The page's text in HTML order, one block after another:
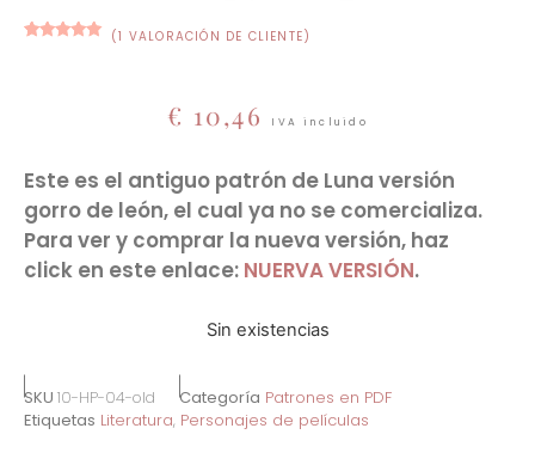
(1 VALORACIÓN DE CLIENTE)
€ 10,46 IVA incluido
Este es el antiguo patrón de Luna versión
gorro de león, el cual ya no se comercializa.
Para ver y comprar la nueva versión, haz
click en este enlace: NUERVA VERSIÓN.
Sin existencias
SKU 10-HP-04-old Categoría Patrones en PDF
Etiquetas Literatura, Personajes de películas